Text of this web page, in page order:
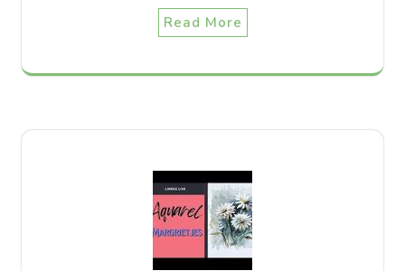
Read More